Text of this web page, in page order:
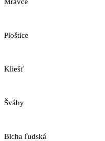
Ploštice
Kliešť
Šváby
Blcha ľudská